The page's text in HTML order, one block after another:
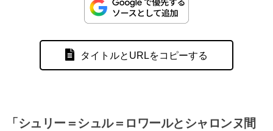
タイトルとURLをコピーする
「シュリー＝シュル＝ロワールとシャロンヌ間